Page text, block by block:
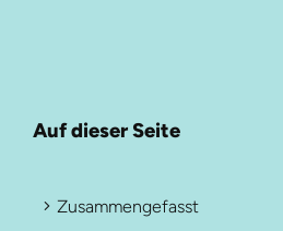
Auf dieser Seite
Zusammengefasst